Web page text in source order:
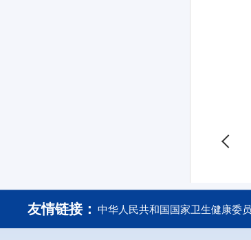
友情链接： 中华人民共和国国家卫生健康委